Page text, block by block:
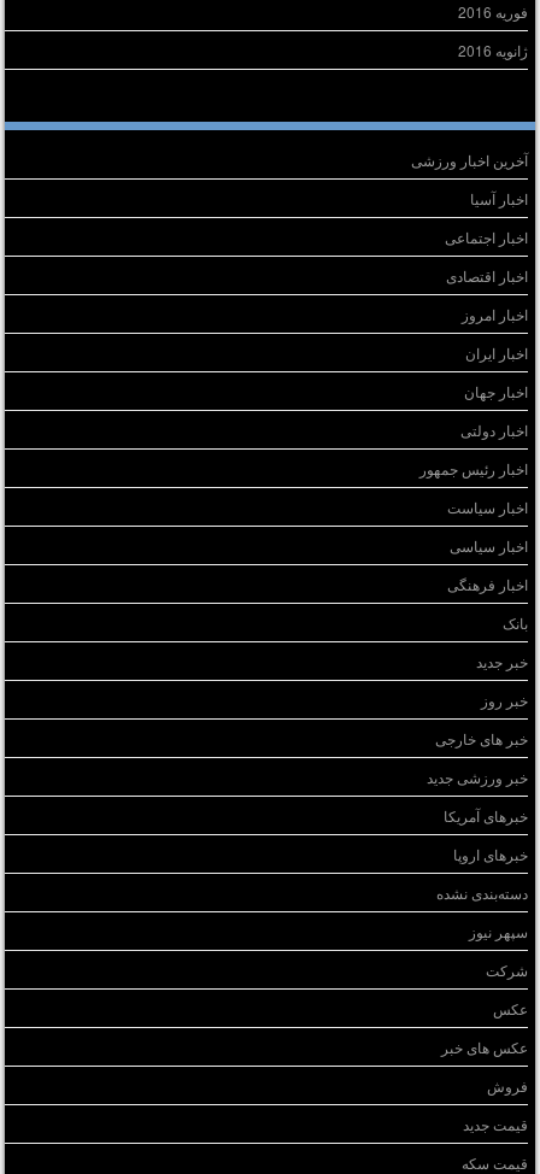
فوریه 2016
ژانویه 2016
آخرین اخبار ورزشی
اخبار آسیا
اخبار اجتماعی
اخبار اقتصادی
اخبار امروز
اخبار ایران
اخبار جهان
اخبار دولتی
اخبار رئیس جمهور
اخبار سیاست
اخبار سیاسی
اخبار فرهنگی
بانک
خبر جدید
خبر روز
خبر های خارجی
خبر ورزشی جدید
خبرهای آمریکا
خبرهای اروپا
دسته‌بندی نشده
سپهر نیوز
شرکت
عکس
عکس های خبر
فروش
قیمت جدید
قیمت سکه